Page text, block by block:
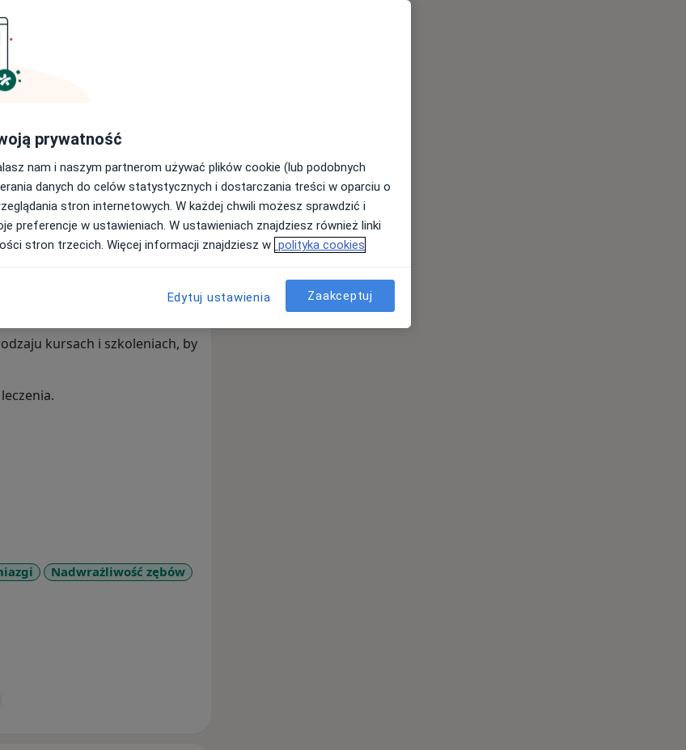
Gdańskiego Uniwersytetu
dla mnie również
jednak
to nic strasznego.
o wykonywanych
wyjątkowo holistyczne
i odczuciach każdego
pierwotnym leczeniem
przy użyciu mikroskopu
jak największej precyzji.
kursach i szkoleniach, by
Nadwrażliwość zębów
prywatność
nam i naszym partnerom używać plików cookie (lub podobnych
danych do celów statystycznych i dostarczania treści w oparciu o
stron internetowych. W każdej chwili możesz sprawdzić i
preferencje w ustawieniach. W ustawieniach znajdziesz również linki
stron trzecich. Więcej informacji znajdziesz w polityka cookies
Edytuj ustawienia Zaakceptuj